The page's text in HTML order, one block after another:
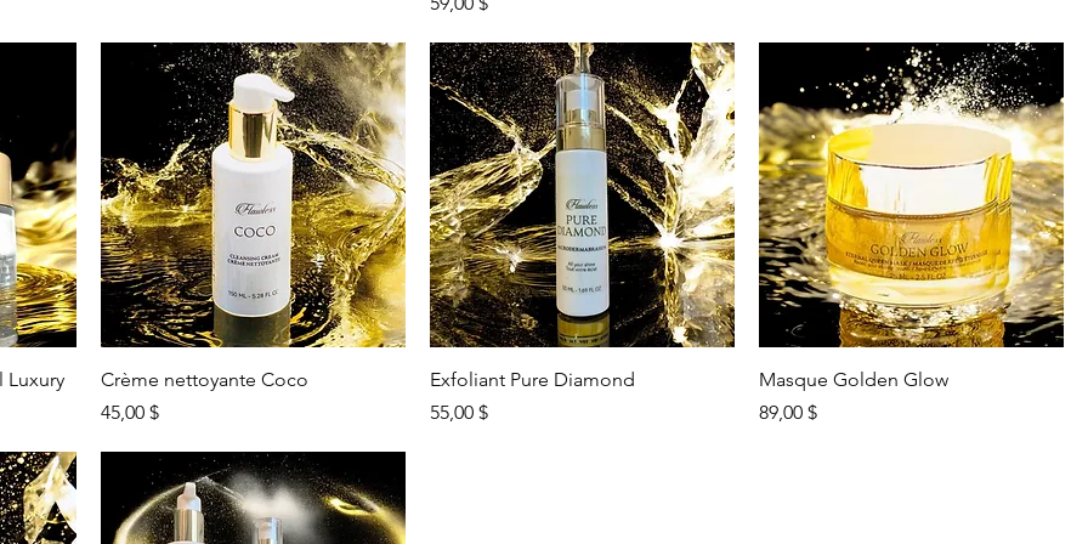
Luxury
Crème nettoyante Coco
Prix
45,00 $
Exfoliant Pure Diamond
Prix
55,00 $
Masque Golden Glow
Prix
89,00 $